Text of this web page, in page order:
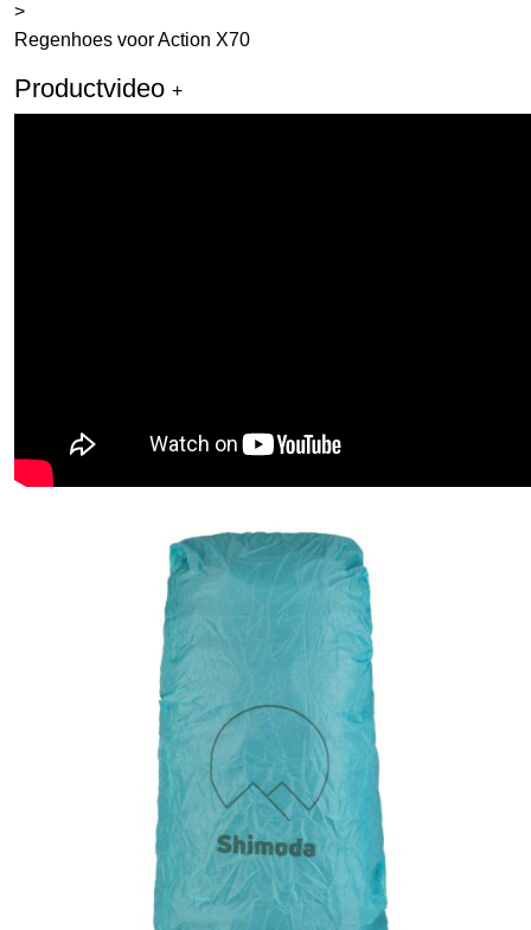
>
Regenhoes voor Action X70
Productvideo +